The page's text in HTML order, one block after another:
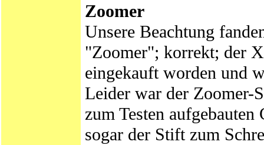
Zoomer
Unsere Beachtung
"Zoomer"; korrekt; der
eingekauft worden und
Leider war der Zoomer-
zum Testen
sogar der Stift zum